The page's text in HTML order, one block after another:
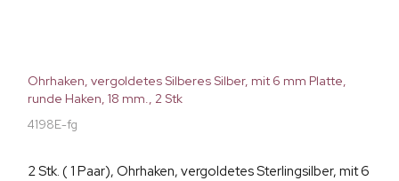
Ohrhaken, vergoldetes Silberes Silber, mit 6 mm Platte,
runde Haken, 18 mm., 2 Stk
4198E-fg
2 Stk. ( 1 Paar), Ohrhaken, vergoldetes Sterlingsilber, mit 6